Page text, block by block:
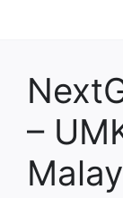
Perkhidmatan
Industri
–